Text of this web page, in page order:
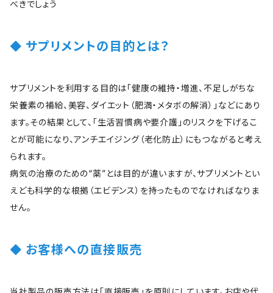
べきでしょう
サプリメントの目的とは？
サプリメントを利用する目的は「健康の維持・増進、不足しがちな
栄養素の補給、美容、ダイエット（肥満・メタボの解消）」などにあり
ます。その結果として、「生活習慣病や要介護」のリスクを下げるこ
とが可能になり、アンチエイジング（老化防止）にもつながると考え
られます。
病気の治療のための“薬”とは目的が違いますが、サプリメントとい
えども科学的な根拠（エビデンス）を持ったものでなければなりま
せん。
お客様への直接販売